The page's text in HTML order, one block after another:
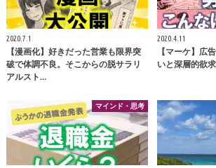
2020.7.1
【漫画化】好きだった営業も限界突
破で体調不良。そこからの脱サラリ
アルスト…
2020.4.11
【マーケ】広
いと深層的欲
マインド・思考